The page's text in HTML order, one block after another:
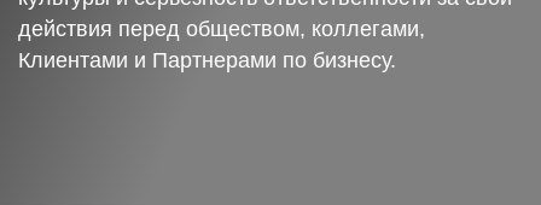
действия перед обществом, коллегами,
Клиентами и Партнерами по бизнесу.